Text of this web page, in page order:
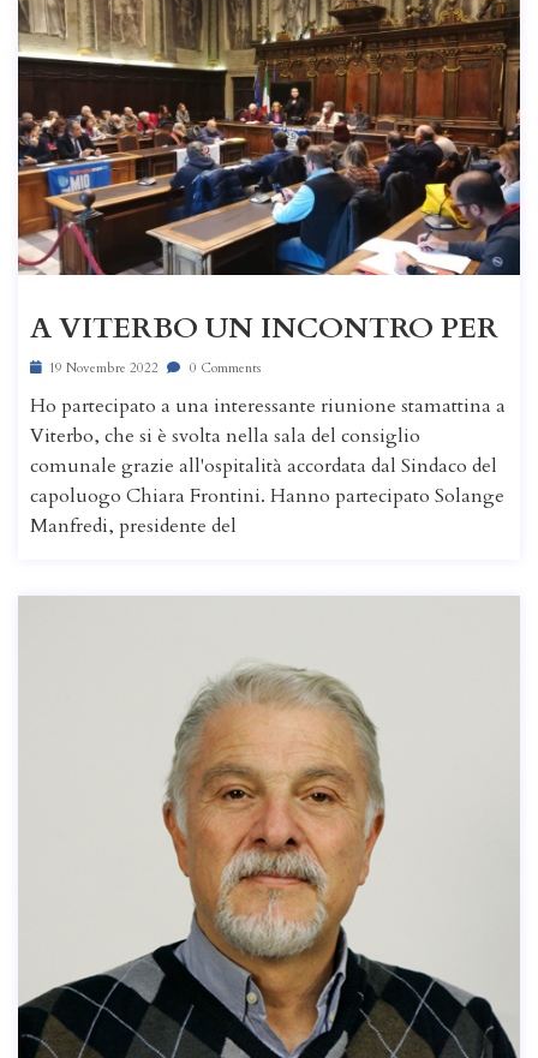
A VITERBO UN INCONTRO PER
19 Novembre 2022 0 Comments
Ho partecipato a una interessante riunione stamattina a
Viterbo, che si è svolta nella sala del consiglio
comunale grazie all'ospitalità accordata dal Sindaco del
capoluogo Chiara Frontini. Hanno partecipato Solange
Manfredi, presidente del